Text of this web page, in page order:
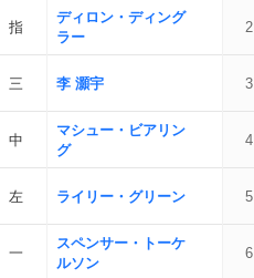
指
ディロン・ディング
ラー
2
三 李 灝宇 3
中
マシュー・ビアリン
グ
4
左 ライリー・グリーン 5
一
スペンサー・トーケ
ルソン
6